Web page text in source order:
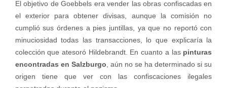
El objetivo de Goebbels era vender las obras confiscadas en
el exterior para obtener divisas, aunque la comisión no
cumplió sus órdenes a pies juntillas, ya que no reportó con
minuciosidad todas las transacciones, lo que explicaría la
colección que atesoró Hildebrandt. En cuanto a laspinturas
encontradas en Salzburgo , aún no se ha determinado si su
origen tiene que ver con las confiscaciones ilegales